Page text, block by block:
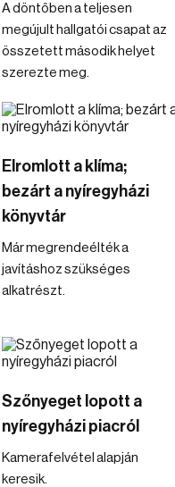
A döntőben a teljesen
megújult hallgatói csapat az
összetett második helyet
szerezte meg.
Elromlott a klíma;
bezárt a nyíregyházi
könyvtár
Már megrendeélték a
javításhoz szükséges
alkatrészt.
Szőnyeget lopott a
nyíregyházi piacról
Kamerafelvétel alapján
keresik.